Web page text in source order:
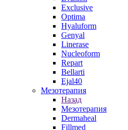
Exclusive
Optima
Hyaluform
Genyal
Linerase
Nucleoform
Repart
Bellarti
Ejal40
Мезотерапия
Назад
Мезотерапия
Dermaheal
Fillmed